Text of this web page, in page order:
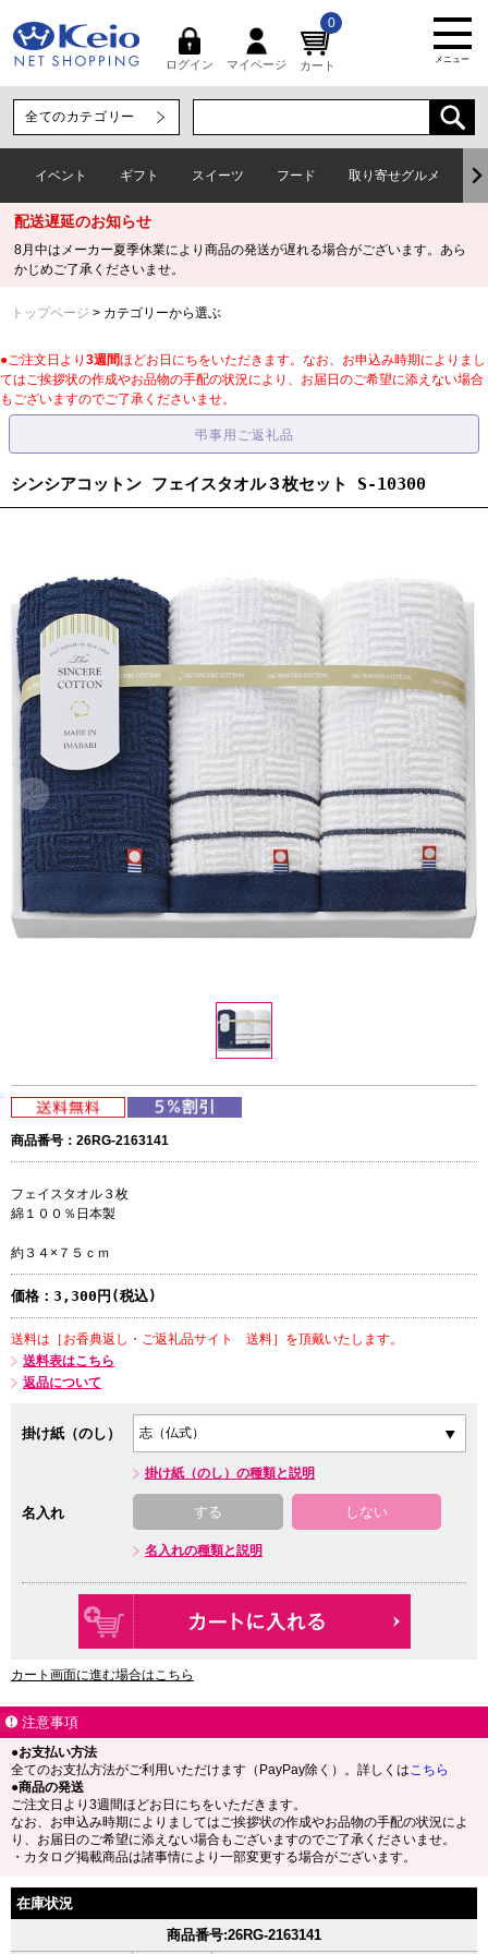
ログイン マイページ カート
0
メニュー
イベント ギフト スイーツ フード 取り寄せグルメ
配送遅延のお知らせ
8月中はメーカー夏季休業により商品の発送が遅れる場合がございます。あら
かじめご了承くださいませ。
トップページ カテゴリーから選ぶ
●ご注文日より 3週間ほどお日にちをいただきます。なお、お申込み時期によりまし
てはご挨拶状の作成やお品物の手配の状況により、お届日のご希望に添えない場合
もございますのでご了承くださいませ。
シンシアコットン フェイスタオル３枚セット S-10300
商品番号：26RG-2163141
フェイスタオル３枚
綿１００％日本製
約３４×７５ｃｍ
価格： 3,300円(税込)
送料は［お香典返し・ご返礼品サイト 送料］を頂戴いたします。
送料表はこちら
返品について
掛け紙（のし）
掛け紙（のし）の種類と説明
名入れ する しない
名入れの種類と説明
カート画面に進む場合はこちら
注意事項
●お支払い方法
全てのお支払方法がご利用いただけます（PayPay除く）。詳しくはこちら
●商品の発送
ご注文日より3週間ほどお日にちをいただきます。
なお、お申込み時期によりましてはご挨拶状の作成やお品物の手配の状況によ
り、お届日のご希望に添えない場合もございますのでご了承くださいませ。
・カタログ掲載商品は諸事情により一部変更する場合がございます。
在庫状況
商品番号:26RG-2163141